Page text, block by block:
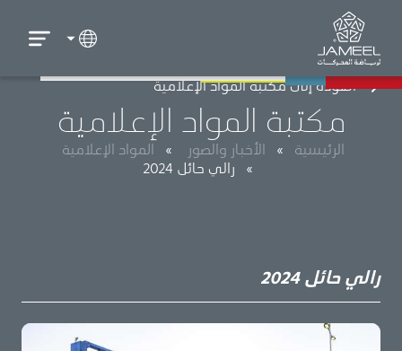
العودة إلى مكتبة المواد الإعلامية
مكتبة المواد الإعلامية
الرئيسية » الأخبار والصور » المواد الإعلامية
» رالي حائل 2024
رالي حائل 2024